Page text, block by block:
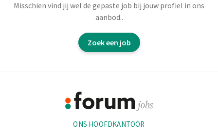
Waar kom je terecht?
je gaat werken voor een sterk groeiende organisatie
gespecialiseerd in machinebouw voor de tuinbouw
je werkt in dagdienst of in 2-ploegen (indien gewenst)
Misschien vind jij wel de gepaste job bij jouw profiel in ons
aanbod..
Zoek een job
ONS HOOFDKANTOOR